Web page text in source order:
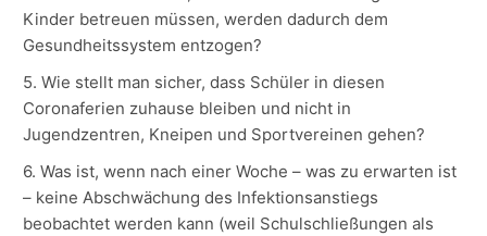
Kinder betreuen müssen, werden dadurch dem
Gesundheitssystem entzogen?
5. Wie stellt man sicher, dass Schüler in diesen
Coronaferien zuhause bleiben und nicht in
Jugendzentren, Kneipen und Sportvereinen gehen?
6. Was ist, wenn nach einer Woche – was zu erwarten ist
– keine Abschwächung des Infektionsanstiegs
beobachtet werden kann (weil Schulschließungen als